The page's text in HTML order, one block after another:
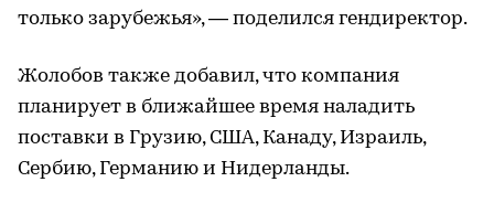
только зарубежья», — поделился гендиректор.
Жолобов также добавил, что компания
планирует в ближайшее время наладить
поставки в Грузию, США, Канаду, Израиль,
Сербию, Германию и Нидерланды.